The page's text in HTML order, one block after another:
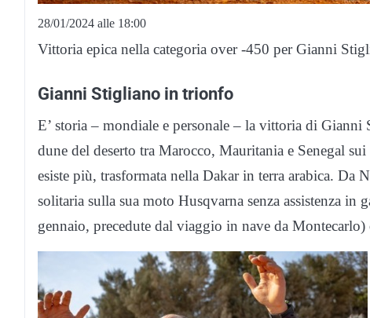
28/01/2024 alle 18:00
Vittoria epica nella categoria over -450 per Gianni
Gianni Stigliano in trionfo
E’ storia – mondiale e personale – la vittoria di
dune del deserto tra Marocco, Mauritania e Senegal
esiste più, trasformata nella Dakar in terra arabica.
solitaria sulla sua moto Husqvarna senza assistenza
gennaio, precedute dal viaggio in nave da